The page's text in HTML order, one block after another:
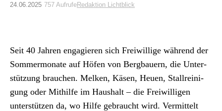
Archiv
Über uns
ePaper
aktuelle Ausgabe
24.06.2025 757 AufrufeRedaktion Lichtblick
Seit 40 Jahren engagieren sich Frei­willige während der
Som­mer­monate auf Höfen von Berg­bauern, die Unter­
stützung brauchen. Melken, Käsen, Heuen, Stall­reini­
gung oder Mith­il­fe im Haushalt – die Frei­willi­gen
unter­stützen da, wo Hil­fe gebraucht wird. Ver­mit­telt